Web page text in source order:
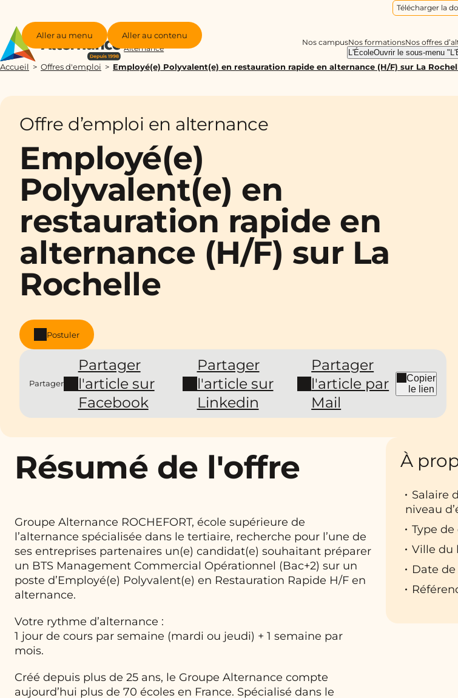
Aller au menu Aller au contenu
Groupe
Alternance
Nos campusNos formationsNos offres
L'ÉcoleOuvrir le sous-menu
Télécharger la
Accueil Offres d'emploi Employé(e) Polyvalent(e) en restauration rapide en alternance (H/F) sur La
Offre d’emploi en alternance
Employé(e)
Polyvalent(e) en
restauration rapide en
alternance (H/F) sur La
Rochelle
Postuler
Partager
Partager
l'article sur
Facebook
Partager
l'article sur
Linkedin
Partager
l'article par
Mail
Copier
le lien
Résumé de l'offre
Groupe Alternance ROCHEFORT, école supérieure de
l’alternance spécialisée dans le tertiaire, recherche pour l’une de
ses entreprises partenaires un(e) candidat(e) souhaitant préparer
un BTS Management Commercial Opérationnel (Bac+2) sur un
poste d’Employé(e) Polyvalent(e) en Restauration Rapide H/F en
alternance.
Votre rythme d’alternance :
1 jour de cours par semaine (mardi ou jeudi) + 1 semaine par
mois.
Créé depuis plus de 25 ans, le Groupe Alternance compte
aujourd’hui plus de 70 écoles en France. Spécialisé dans le
À
Salaire
niveau
Type
Ville du
Date